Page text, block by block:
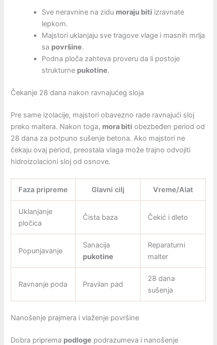
Sve neravnine na zidu moraju biti izravnate
lepkom.
Majstori uklanjaju sve tragove vlage i masnih mrlja
sa površine.
Podna ploča zahteva proveru da li postoje
strukturne pukotine.
Čekanje 28 dana nakon ravnajućeg sloja
Pre same izolacije, majstori obavezno rade ravnajući sloj
preko maltera. Nakon toga, mora biti obezbeđen period od
28 dana za potpuno sušenje betona. Ako majstori ne
čekaju ovaj period, preostala vlaga može trajno odvojiti
hidroizolacioni sloj od osnove.
Faza pripreme Glavni cilj Vreme/Alat
Uklanjanje
pločica
Čista baza Čekić i dleto
Popunjavanje
Sanacija
pukotine
Reparaturni
malter
Ravnanje poda Pravilan pad
28 dana
sušenja
Nanošenje prajmera i vlaženje površine
Dobra priprema podloge podrazumeva i nanošenje